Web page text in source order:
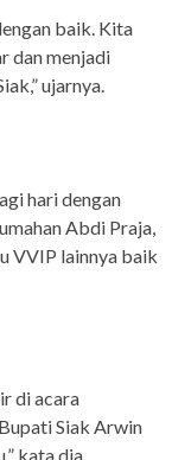
baik. Kita
dan menjadi
ujarnya.
hari dengan
Abdi Praja,
VVIP lainnya baik
di acara
Siak Arwin
kata dia.